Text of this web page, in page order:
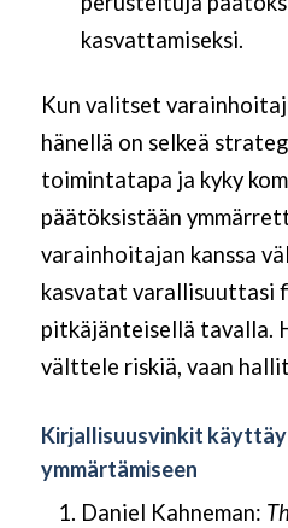
kasvattamiseksi.
Kun valitset
hänellä on selkeä
toimintatapa ja kyky
päätöksistään
varainhoitajan kanssa
kasvatat varallisuuttasi
pitkäjänteisellä tavalla.
välttele riskiä, vaan
Kirjallisuusvinkit
ymmärtämiseen
Daniel Kahneman: